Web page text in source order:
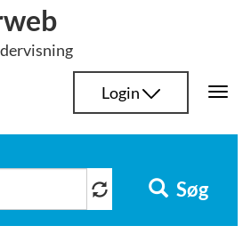
Login
Søg